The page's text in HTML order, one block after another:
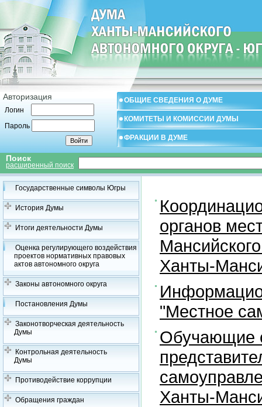
Авторизация
Логин
Пароль
ОБЩИЕ СВЕДЕНИЯ О ДУМЕ
КОМИТЕТЫ И КОМИССИИ ДУМЫ
ФРАКЦИИ В ДУМЕ
Поиск
расширенный поиск
Государственные символы Югры
История Думы
Итоги деятельности Думы
Оценка регулирующего воздействия
проектов нормативных правовых
актов автономного округа
Законы автономного округа
Постановления Думы
Законотворческая деятельность
Думы
Контрольная деятельность
Думы
Противодействие коррупции
Обращения граждан
органов
Ханты-
"Местное
Обучающие
Ханты-